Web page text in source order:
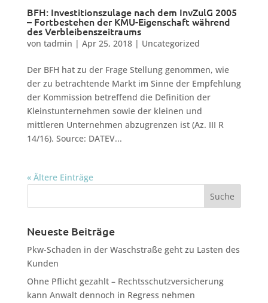
BFH: Investitionszulage nach dem InvZulG 2005
– Fortbestehen der KMU-Eigenschaft während
des Verbleibenszeitraums
von tadmin | Apr 25, 2018| Uncategorized
Der BFH hat zu der Frage Stellung genommen, wie
der zu betrachtende Markt im Sinne der Empfehlung
der Kommission betreffend die Definition der
Kleinstunternehmen sowie der kleinen und
mittleren Unternehmen abzugrenzen ist (Az. III R
14/16). Source: DATEV...
« Ältere Einträge
Neueste Beiträge
Pkw-Schaden in der Waschstraße geht zu Lasten des
Kunden
Ohne Pflicht gezahlt – Rechtsschutzversicherung
kann Anwalt dennoch in Regress nehmen